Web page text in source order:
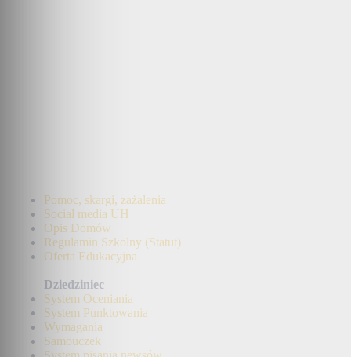
Pomoc, skargi, zażalenia
Social media UH
Opis Domów
Regulamin Szkolny (Statut)
Oferta Edukacyjna
Dziedziniec
System Oceniania
System Punktowania
Wymagania
Samouczek